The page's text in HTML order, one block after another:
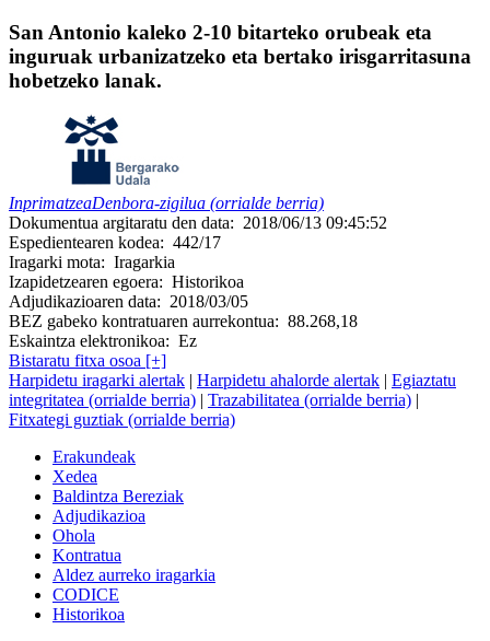
San Antonio kaleko 2-10 bitarteko orubeak eta
inguruak urbanizatzeko eta bertako irisgarritasuna
hobetzeko lanak.
InprimatzeaDenbora-zigilua (orrialde berria)
Dokumentua argitaratu den data: 2018/06/13 09:45:52
Espedientearen kodea: 442/17
Iragarki mota: Iragarkia
Izapidetzearen egoera: Historikoa
Adjudikazioaren data: 2018/03/05
BEZ gabeko kontratuaren aurrekontua: 88.268,18
Eskaintza elektronikoa: Ez
Bistaratu fitxa osoa [+]
Harpidetu iragarki alertak | Harpidetu ahalorde alertak | Egiaztatu
integritatea (orrialde berria) | Trazabilitatea (orrialde berria) |
Fitxategi guztiak (orrialde berria)
Erakundeak
Xedea
Baldintza Bereziak
Adjudikazioa
Ohola
Kontratua
Aldez aurreko iragarkia
CODICE
Historikoa